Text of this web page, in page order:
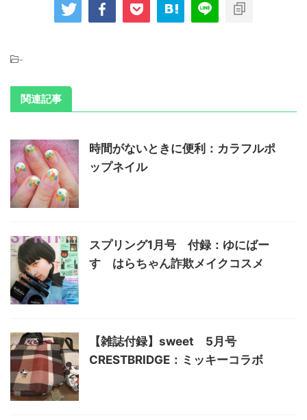
-
関連記事
時間がないときに便利：カラフルポ
ップネイル
スプリング1月号 付録：ゆにばー
す はらちゃん詐欺メイクコスメ
【雑誌付録】sweet 5月号
CRESTBRIDGE：ミッキーコラボ